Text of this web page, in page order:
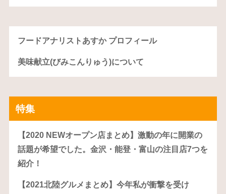
フードアナリストあすか プロフィール
美味献立(びみこんりゅう)について
特集
【2020 NEWオープン店まとめ】激動の年に開業の
話題が希望でした。金沢・能登・富山の注目店7つを
紹介！
【2021北陸グルメまとめ】今年私が衝撃を受け